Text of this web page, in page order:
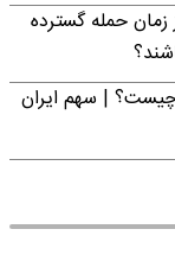
حمله گسترده
چیست؟ | سهم ایران